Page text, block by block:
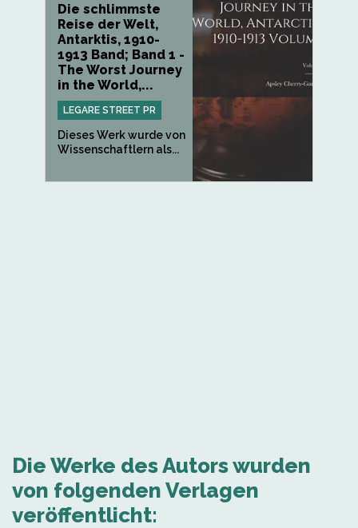
Die schlimmste
Reise der Welt,
Antarktis, 1910-
1913 Band; Band 1 -
The Worst Journey
in the World,...
LEGARE STREET PR
Dieses Werk wurde von
Wissenschaftlern als...
Die Werke des Autors wurden
von folgenden Verlagen
veröffentlicht: